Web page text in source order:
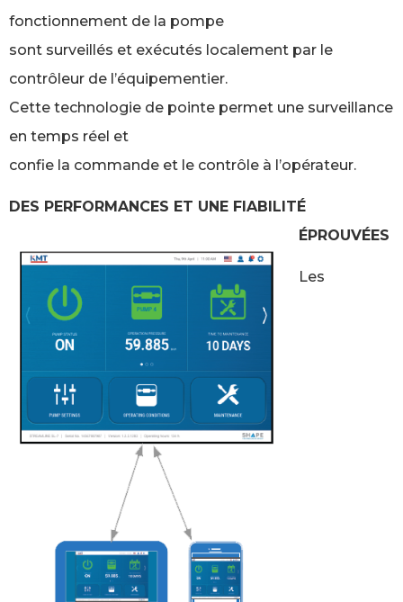
fonctionnement de la pompe
sont surveillés et exécutés localement par le
contrôleur de l’équipementier.
Cette technologie de pointe permet une surveillance
en temps réel et
confie la commande et le contrôle à l’opérateur.
DES PERFORMANCES ET UNE FIABILITÉ
ÉPROUVÉES
Les